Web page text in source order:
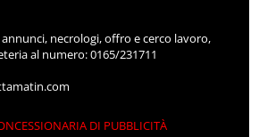
necrologi, offro e cerco lavoro,
al numero: 0165/231711
DI PUBBLICITÀ